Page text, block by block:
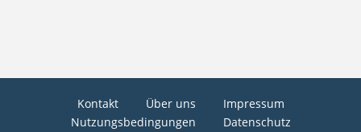
Kontakt Über uns
Impressum
Nutzungsbedingungen
Datenschutz